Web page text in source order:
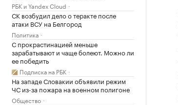
РБК и Yandex Cloud
СК возбудил дело о теракте после
атаки ВСУ на Белгород
Политика
С прокрастинацией меньше
зарабатывают и чаще болеют. Можно ли
ее победить
Подписка на РБК
На западе Словакии объявили режим
ЧС из-за пожара на военном полигоне
Общество